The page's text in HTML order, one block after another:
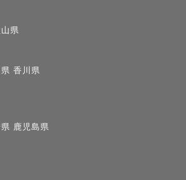
県
香川県
鹿児島県